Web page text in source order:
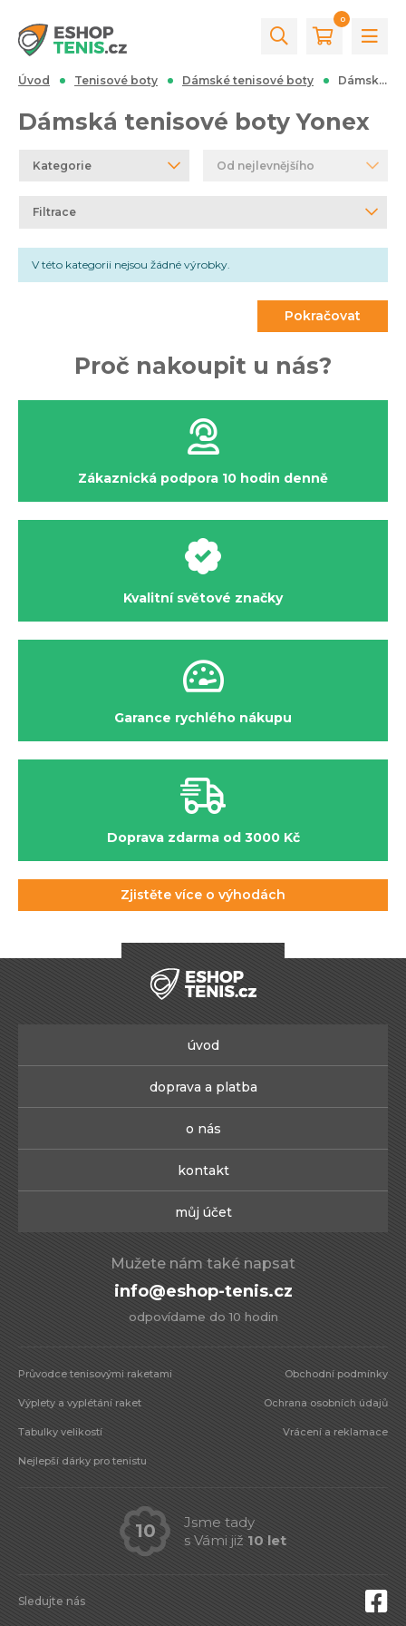
0
Úvod Tenisové boty Dámské tenisové boty Dámská tenisové boty Yonex
Dámská tenisové boty Yonex
Od nejlevnějšího
Kategorie
Filtrace
V této kategorii nejsou žádné výrobky.
Pokračovat
Proč nakoupit u nás?
Zákaznická podpora 10 hodin denně
Kvalitní světové značky
Garance rychlého nákupu
Doprava zdarma od 3000 Kč
Zjistěte více o výhodách
úvod
doprava a platba
o nás
kontakt
můj účet
Mužete nám také napsat
info@eshop-tenis.cz
odpovídame do 10 hodin
Průvodce tenisovými raketami
Výplety a vyplétání raket
Tabulky velikostí
Nejlepší dárky pro tenistu
Obchodní podmínky
Ochrana osobních údajů
Vrácení a reklamace
Sledujte nás
10
Jsme tady
s Vámi již 10 let